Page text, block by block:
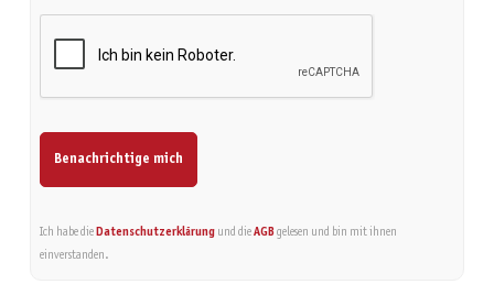
Benachrichtige mich
Ich habe die Datenschutzerklärungund die AGBgelesen und bin mit ihnen
einverstanden.